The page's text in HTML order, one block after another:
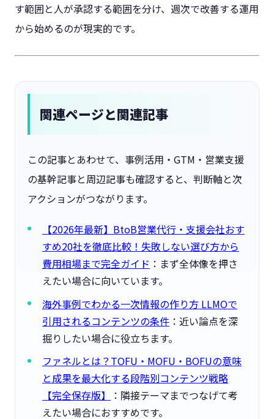
す範囲と人が承認する範囲を分け、週次で改善する運用
から始めるのが現実的です。
関連ページと関連記事
この記事とあわせて、事例活用・GTM・営業支援
の基幹記事と周辺記事も確認すると、判断軸と次
アクションがつながります。
【2026年最新】BtoB営業代行・支援会社おす
すめ20社を徹底比較！失敗しない選び方から
費用相場まで完全ガイド ：まず全体像を押さ
えたい場合に向いています。
海外事例でわかる一次情報の作り方 LLMOで
引用されるコンテンツの条件 ：近い論点を深
掘りしたい場合に役立ちます。
ファネルとは？TOFU・MOFU・BOFUの意味
と成果を最大化する段階別コンテンツ戦略
【完全保存版】
：隣接テーマまでつなげて考
えたい場合におすすめです。